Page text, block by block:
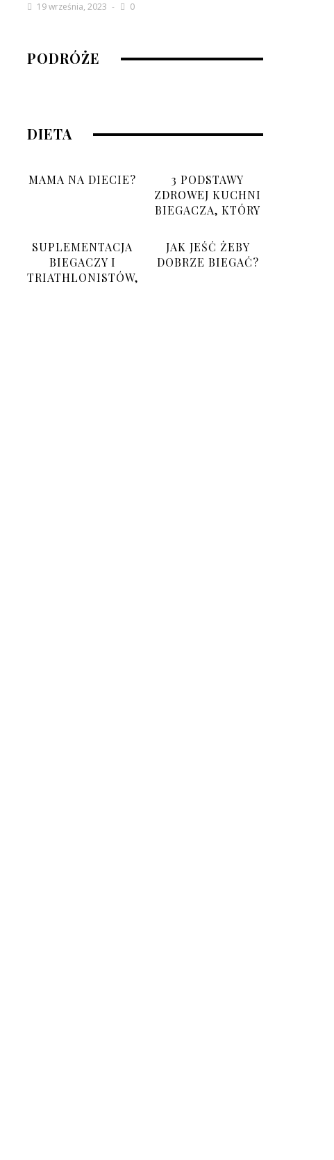
19 września, 2023 0
PODRÓŻE
DIETA
MAMA NA DIECIE?
3 PODSTAWY
ZDROWEJ KUCHNI
BIEGACZA, KTÓRY
SUPLEMENTACJA
BIEGACZY I
TRIATHLONISTÓW,
JAK JEŚĆ ŻEBY
DOBRZE BIEGAĆ?